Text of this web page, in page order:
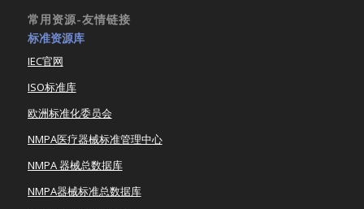
常用资源-友情链接
标准资源库
IEC官网
ISO标准库
欧洲标准化委员会
NMPA医疗器械标准管理中心
NMPA 器械总数据库
NMPA器械标准总数据库